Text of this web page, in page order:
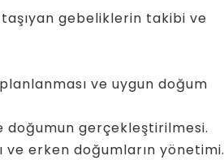
gebeliklerin takibi ve
ve uygun doğum
gerçekleştirilmesi.
ve erken doğumların yönetimi.